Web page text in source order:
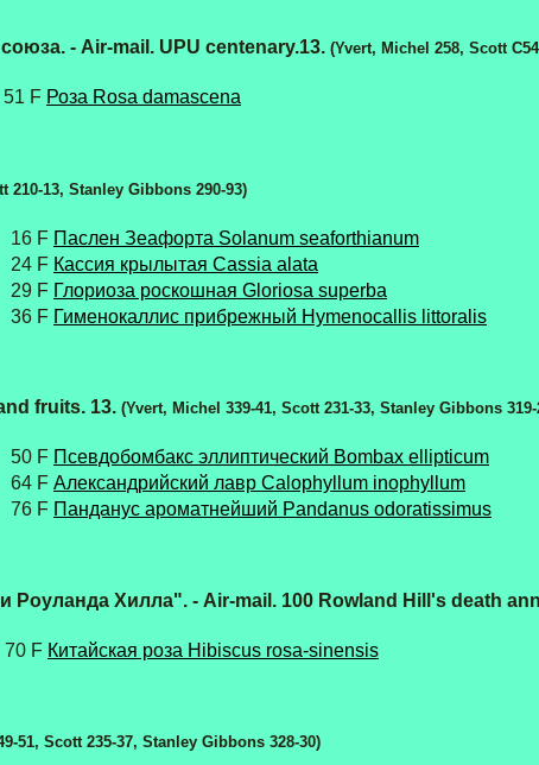
- Air-mail. UPU centenary.13. (Yvert, Michel 258, Scott
51 F Роза Rosa damascena
210-13, Stanley Gibbons 290-93)
16 F Паслен Зеафорта Solanum seaforthianum
24 F Кассия крылытая Cassia alata
29 F Глориоза роскошная Gloriosa superba
36 F Гименокаллис прибрежный Hymenocallis littoralis
fruits. 13. (Yvert, Michel 339-41, Scott 231-33, Stanley Gibbons 319-
50 F Псевдобомбакс эллиптический Bombax ellipticum
64 F Александрийский лавр Calophyllum inophyllum
76 F Панданус ароматнейший Pandanus odoratissimus
Роуланда Хилла". - Air-mail. 100 Rowland Hill's death
70 F Китайская роза Hibiscus rosa-sinensis
51, Scott 235-37, Stanley Gibbons 328-30)